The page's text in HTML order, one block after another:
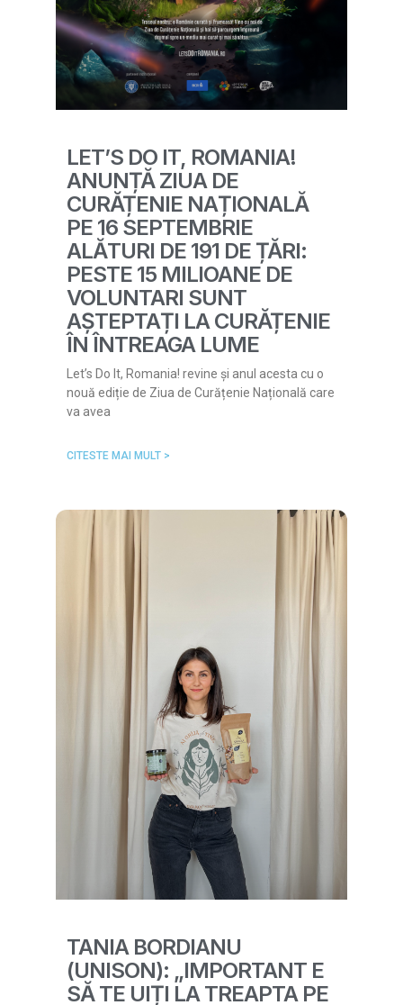
LET’S DO IT, ROMANIA!
ANUNȚĂ ZIUA DE
CURĂȚENIE NAȚIONALĂ
PE 16 SEPTEMBRIE
ALĂTURI DE 191 DE ȚĂRI:
PESTE 15 MILIOANE DE
VOLUNTARI SUNT
AȘTEPTAȚI LA CURĂȚENIE
ÎN ÎNTREAGA LUME
Let’s Do It, Romania! revine și anul acesta cu o
nouă ediție de Ziua de Curățenie Națională care
va avea
CITESTE MAI MULT >
TANIA BORDIANU
(UNISON): „IMPORTANT E
SĂ TE UIȚI LA TREAPTA PE